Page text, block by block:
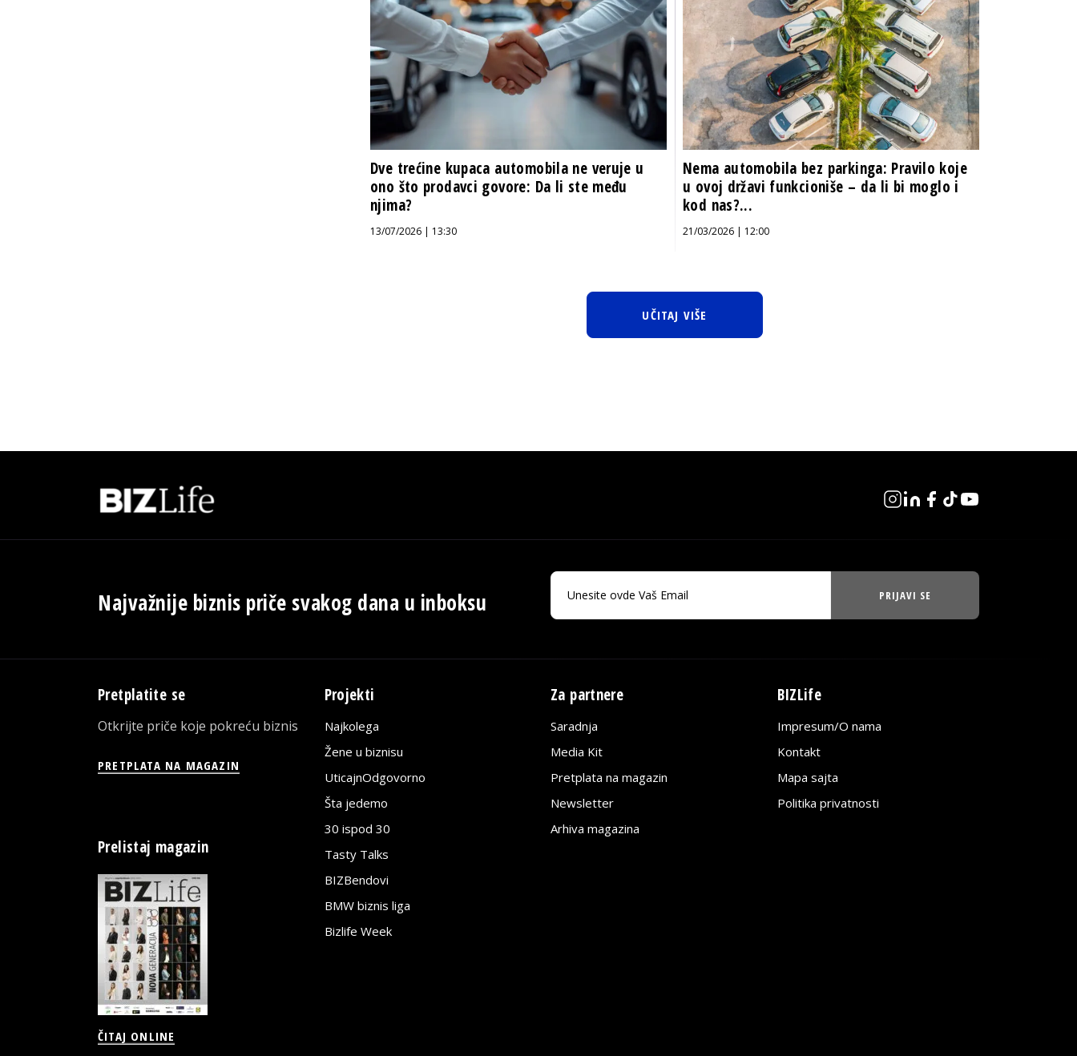
Dve trećine kupaca automobila ne veruje u
ono što prodavci govore: Da li ste među
njima?
13/07/2026 | 13:30
Nema automobila bez parkinga: Pravilo koje
u ovoj državi funkcioniše – da li bi moglo i
kod nas?...
21/03/2026 | 12:00
UČITAJ VIŠE
Najvažnije biznis priče svakog dana u inboksu PRIJAVI SE
Pretplatite se
Otkrijte priče koje pokreću biznis
PRETPLATA NA MAGAZIN
Prelistaj magazin
ČITAJ ONLINE
Projekti
Najkolega
Žene u biznisu
UticajnOdgovorno
Šta jedemo
30 ispod 30
Tasty Talks
BIZBendovi
BMW biznis liga
Bizlife Week
Za partnere
Saradnja
Media Kit
Pretplata na magazin
Newsletter
Arhiva magazina
BIZLife
Impresum/O nama
Kontakt
Mapa sajta
Politika privatnosti